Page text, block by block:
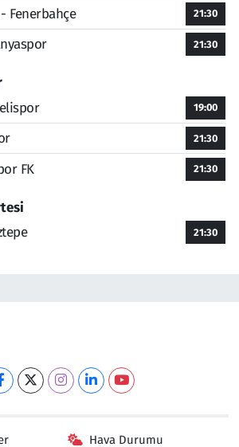
Fenerbahçe 21:30
21:30
19:00
21:30
FK 21:30
21:30
Hava Durumu